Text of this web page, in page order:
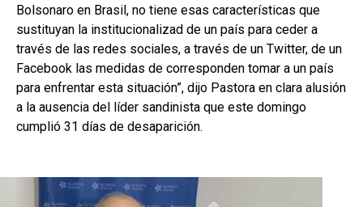
Bolsonaro en Brasil, no tiene esas características que
sustituyan la institucionalizad de un país para ceder a
través de las redes sociales, a través de un Twitter, de un
Facebook las medidas de corresponden tomar a un país
para enfrentar esta situación”, dijo Pastora en clara alusión
a la ausencia del líder sandinista que este domingo
cumplió 31 días de desaparición.